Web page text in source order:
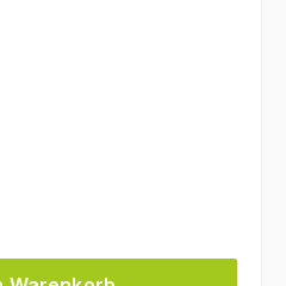
oder benutze die Schaltflächen